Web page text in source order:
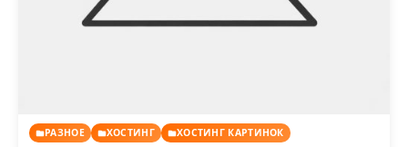
РАЗНОЕ ХОСТИНГ ХОСТИНГ КАРТИНОК